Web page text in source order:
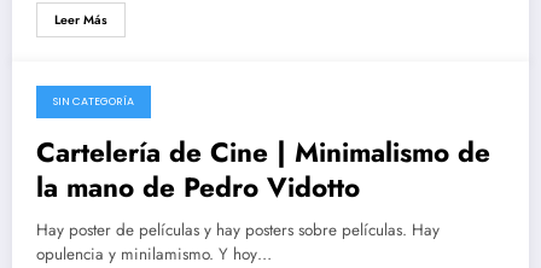
Leer Más
01/11/2015
SIN CATEGORÍA
Cartelería de Cine | Minimalismo de
la mano de Pedro Vidotto
Hay poster de películas y hay posters sobre películas. Hay
opulencia y minilamismo. Y hoy…